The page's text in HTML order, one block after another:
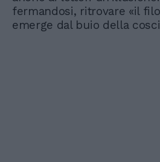
fermandosi, ritrovare «il
emerge dal buio della